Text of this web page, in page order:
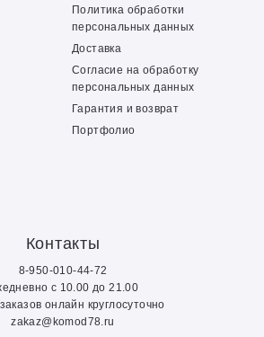
Политика обработки
персональных данных
Доставка
Согласие на обработку
персональных данных
Гарантия и возврат
Портфолио
Контакты
8-950-010-44-72
с 10.00 до 21.00
онлайн круглосуточно
zakaz@komod78.ru